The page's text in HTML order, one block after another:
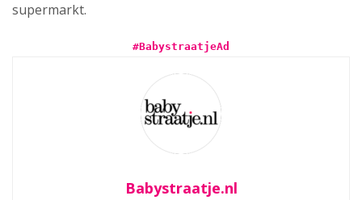
supermarkt.
#BabystraatjeAd
Babystraatje.nl